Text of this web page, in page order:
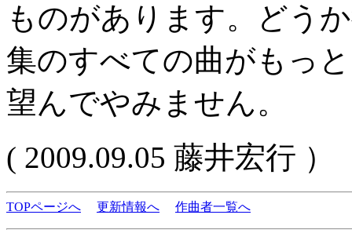
ものがあります。どう
集のすべての曲がもっ
望んでやみません。
( 2009.09.05 藤井宏行 ）
TOPページへ 更新情報へ 作曲者一覧へ